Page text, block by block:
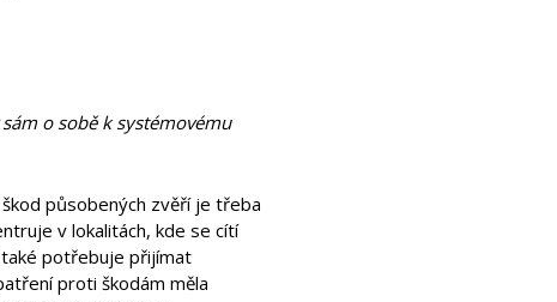
o sobě k systémovému
působených zvěří je třeba
v lokalitách, kde se cítí
také potřebuje přijímat
proti škodám měla